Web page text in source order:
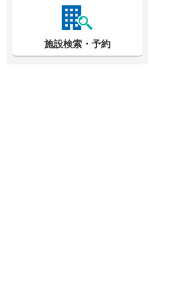
施設検索・予約